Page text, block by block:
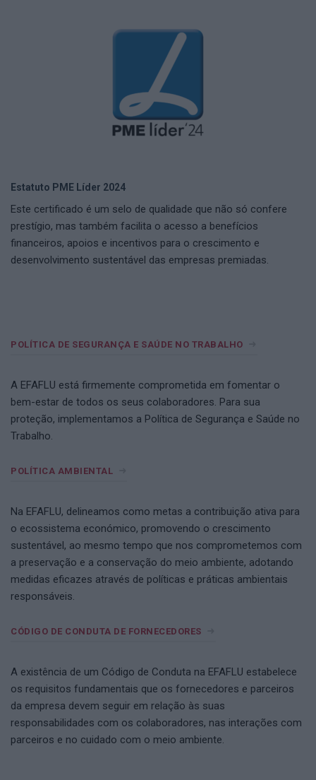
Estatuto PME Líder 2024
Este certificado é um selo de qualidade que não só confere
prestígio, mas também facilita o acesso a benefícios
financeiros, apoios e incentivos para o crescimento e
desenvolvimento sustentável das empresas premiadas.
POLÍTICA DE SEGURANÇA E SAÚDE NO TRABALHO
A EFAFLU está firmemente comprometida em fomentar o
bem-estar de todos os seus colaboradores. Para sua
proteção, implementamos a Política de Segurança e Saúde no
Trabalho.
POLÍTICA AMBIENTAL
Na EFAFLU, delineamos como metas a contribuição ativa para
o ecossistema económico, promovendo o crescimento
sustentável, ao mesmo tempo que nos comprometemos com
a preservação e a conservação do meio ambiente, adotando
medidas eficazes através de políticas e práticas ambientais
responsáveis.
CÓDIGO DE CONDUTA DE FORNECEDORES
A existência de um Código de Conduta na EFAFLU estabelece
os requisitos fundamentais que os fornecedores e parceiros
da empresa devem seguir em relação às suas
responsabilidades com os colaboradores, nas interações com
parceiros e no cuidado com o meio ambiente.